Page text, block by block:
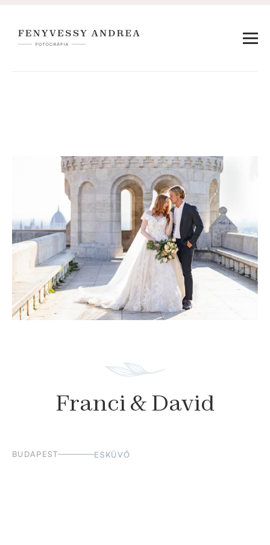
Franci & David
BUDAPEST ESKÜVŐ